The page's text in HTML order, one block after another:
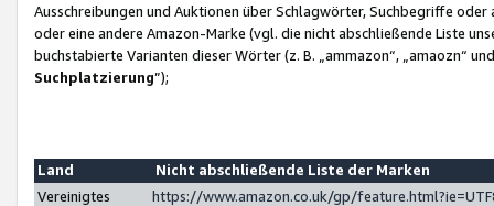
Ausschreibungen und Auktionen über Schlagwörter, Suchbegriffe
oder eine andere Amazon-Marke (vgl. die nicht abschließende Liste
buchstabierte Varianten dieser Wörter (z. B. „ammazon“, „amaozn“
Suchplatzierung”);
Land
Nicht abschließende Liste der Marken
Vereinigtes
https://www.amazon.co.uk/gp/